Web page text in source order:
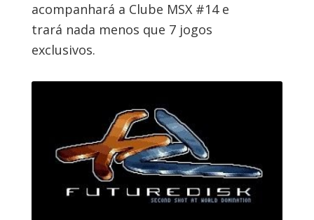
acompanhará a Clube MSX #14 e
trará nada menos que 7 jogos
exclusivos.